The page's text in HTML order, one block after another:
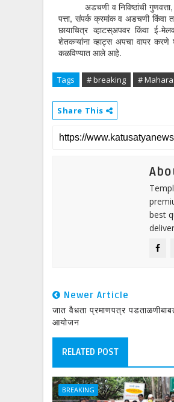
अडचणी व निविष्ठांची गुणवत्ता,
पत्ता, संपर्क क्रमांक व अडचणी किंवा
छायाचित्र व्हाटस्अपवर किंवा ई-
शेतकऱ्यांना व्हाट्स अपचा वापर करणे
कळविण्यात आले आहे.
Tags # breaking #
Share This
best
Newer Article
जात वैधता प्रमाणपत्र
आयोजन
RELATED POST
BREAKING